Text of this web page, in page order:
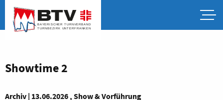
Showtime 2
Archiv | 13.06.2026 , Show & Vorführung